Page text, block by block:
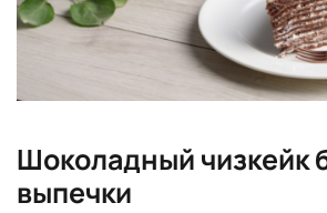
Шоколадный чизкейк
выпечки